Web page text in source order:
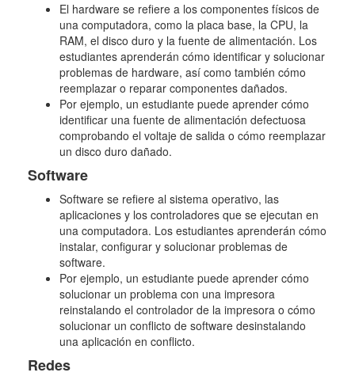
El hardware se refiere a los componentes físicos de
una computadora, como la placa base, la CPU, la
RAM, el disco duro y la fuente de alimentación. Los
estudiantes aprenderán cómo identificar y solucionar
problemas de hardware, así como también cómo
reemplazar o reparar componentes dañados.
Por ejemplo, un estudiante puede aprender cómo
identificar una fuente de alimentación defectuosa
comprobando el voltaje de salida o cómo reemplazar
un disco duro dañado.
Software
Software se refiere al sistema operativo, las
aplicaciones y los controladores que se ejecutan en
una computadora. Los estudiantes aprenderán cómo
instalar, configurar y solucionar problemas de
software.
Por ejemplo, un estudiante puede aprender cómo
solucionar un problema con una impresora
reinstalando el controlador de la impresora o cómo
solucionar un conflicto de software desinstalando
una aplicación en conflicto.
Redes